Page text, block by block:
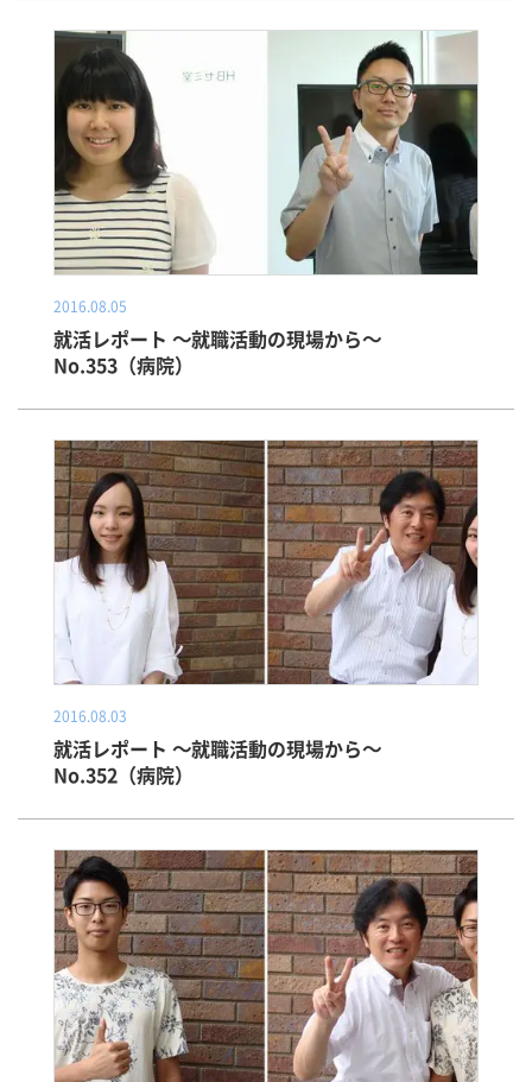
2016.08.05
就活レポート ～就職活動の現場から～
No.353（病院）
2016.08.03
就活レポート ～就職活動の現場から～
No.352（病院）